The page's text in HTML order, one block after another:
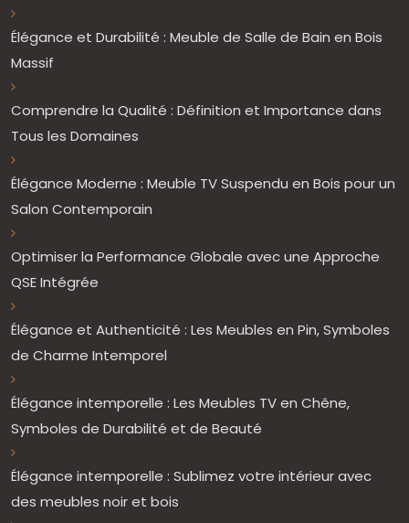
Élégance et Durabilité : Meuble de Salle de Bain en Bois
Massif
Comprendre la Qualité : Définition et Importance dans
Tous les Domaines
Élégance Moderne : Meuble TV Suspendu en Bois pour un
Salon Contemporain
Optimiser la Performance Globale avec une Approche
QSE Intégrée
Élégance et Authenticité : Les Meubles en Pin, Symboles
de Charme Intemporel
Élégance intemporelle : Les Meubles TV en Chêne,
Symboles de Durabilité et de Beauté
Élégance intemporelle : Sublimez votre intérieur avec
des meubles noir et bois